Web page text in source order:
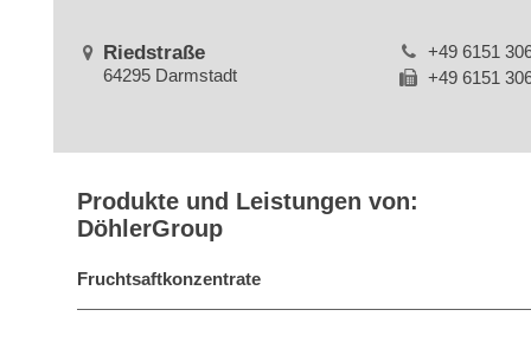
Riedstraße
64295 Darmstadt
+49 6151
+49 6151
Produkte und Leistungen von:
DöhlerGroup
Fruchtsaftkonzentrate